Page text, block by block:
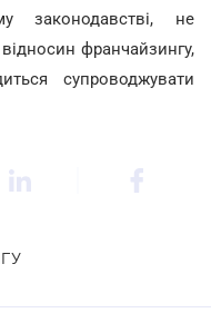
законодавстві, не
франчайзингу,
супроводжувати